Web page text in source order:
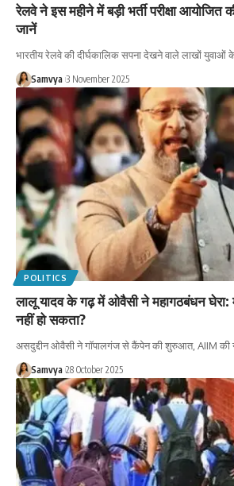
रेलवे ने इस महीने में बड़ी भर्ती परीक्षा आयोजित
जानें
भारतीय रेलवे की दीर्घकालिक सपना देखने वाले लाखों
Samvya 3 November 2025
POLITICS
लालू यादव के गढ़ में ओवैसी ने महागठबंधन घेरा:
नहीं हो सकता?
असदुद्दीन ओवैसी ने गॉपालगंज से कैंपेन की शुरुआत, AIIM की
Samvya 28 October 2025